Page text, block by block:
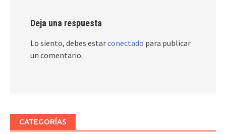
Deja una respuesta
Lo siento, debes estarconectado para publicar
un comentario.
CATEGORÍAS